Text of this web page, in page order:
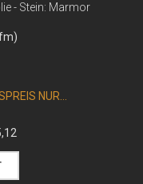
- Stein: Marmor
NUR...